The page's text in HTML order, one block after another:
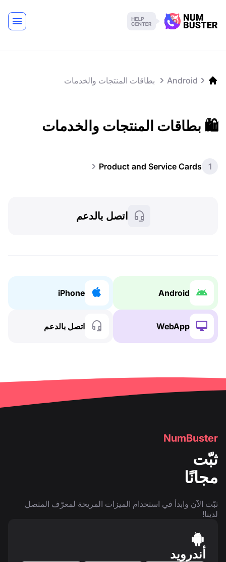
Android ️ بطاقات المنتجات والخدمات
🛍️ بطاقات المنتجات والخدمات
1
Product and Service Cards
اتصل بالدعم
Android
iPhone
WebApp اتصل بالدعم
NumBuster
ثبّت
مجانًا
ثبّت الآن وابدأ في استخدام الميزات المريحة لمعرّف المتصل
لدينا!
أندرويد